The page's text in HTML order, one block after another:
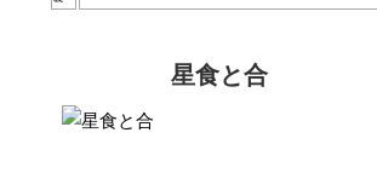
星食と合